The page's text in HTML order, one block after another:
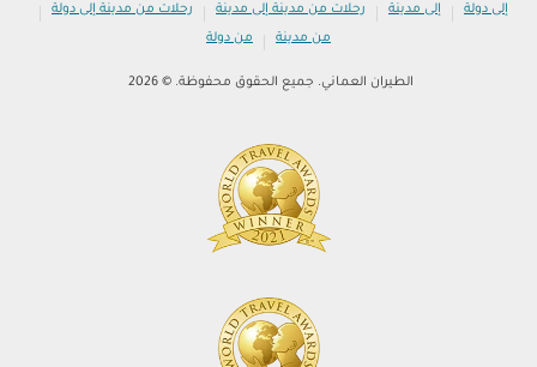
إلى دولة | إلى مدينة | رحلات من مدينة إلى مدينة | رحلات من مدينة إلى دولة |
من مدينة | من دولة
الطيران العماني. جميع الحقوق محفوظة. © 2026